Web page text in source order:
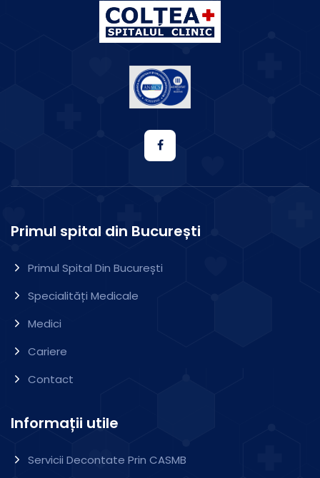
Primul spital din București
Primul Spital Din București
Specialități Medicale
Medici
Cariere
Contact
Informații utile
Servicii Decontate Prin CASMB